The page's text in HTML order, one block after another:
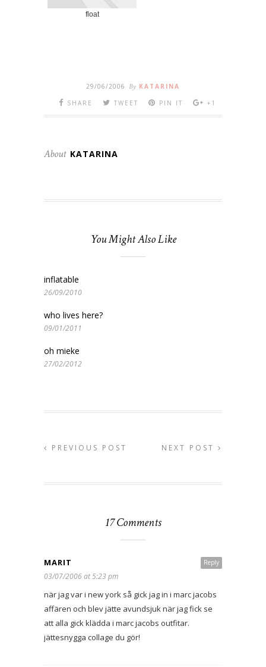
float
29/06/2006 By KATARINA
SHARE
TWEET PIN IT +1
About KATARINA
You Might Also Like
inflatable
26/09/2010
who lives here?
09/01/2011
oh mieke
27/02/2012
PREVIOUS POST NEXT POST
17 Comments
Reply
MARIT
03/07/2006 at 5:23 pm
när jag var i new york så gick jag in i marc jacobs
affären och blev jätte avundsjuk när jag fick se
att alla gick klädda i marc jacobs outfitar.
jättesnygga collage du gör!